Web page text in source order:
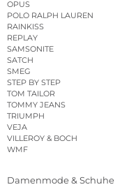
OPUS
POLO RALPH LAUREN
RAINKISS
REPLAY
SAMSONITE
SATCH
SMEG
STEP BY STEP
TOM TAILOR
TOMMY JEANS
TRIUMPH
VEJA
VILLEROY & BOCH
WMF
Damenmode & Schuhe